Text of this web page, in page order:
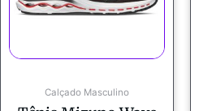
Calçado Masculino